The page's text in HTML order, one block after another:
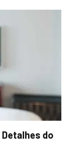
do